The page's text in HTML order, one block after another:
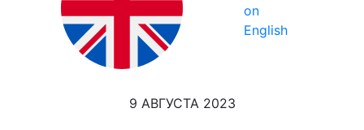
on
English
9 АВГУСТА 2023